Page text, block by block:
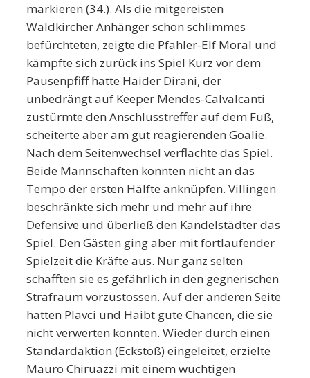
markieren (34.). Als die mitgereisten
Waldkircher Anhänger schon schlimmes
befürchteten, zeigte die Pfahler-Elf Moral und
kämpfte sich zurück ins Spiel Kurz vor dem
Pausenpfiff hatte Haider Dirani, der
unbedrängt auf Keeper Mendes-Calvalcanti
zustürmte den Anschlusstreffer auf dem Fuß,
scheiterte aber am gut reagierenden Goalie.
Nach dem Seitenwechsel verflachte das Spiel.
Beide Mannschaften konnten nicht an das
Tempo der ersten Hälfte anknüpfen. Villingen
beschränkte sich mehr und mehr auf ihre
Defensive und überließ den Kandelstädter das
Spiel. Den Gästen ging aber mit fortlaufender
Spielzeit die Kräfte aus. Nur ganz selten
schafften sie es gefährlich in den gegnerischen
Strafraum vorzustossen. Auf der anderen Seite
hatten Plavci und Haibt gute Chancen, die sie
nicht verwerten konnten. Wieder durch einen
Standardaktion (Eckstoß) eingeleitet, erzielte
Mauro Chiruazzi mit einem wuchtigen